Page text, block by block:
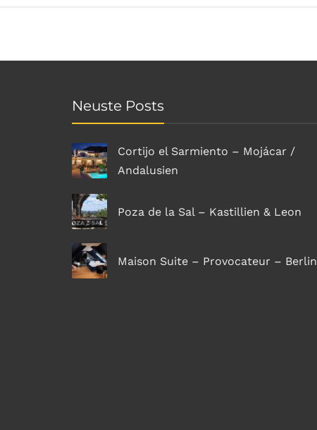
Neuste Posts
Cortijo el Sarmiento – Mojácar /
Andalusien
Poza de la Sal – Kastillien & Leon
Maison Suite – Provocateur – Berlin